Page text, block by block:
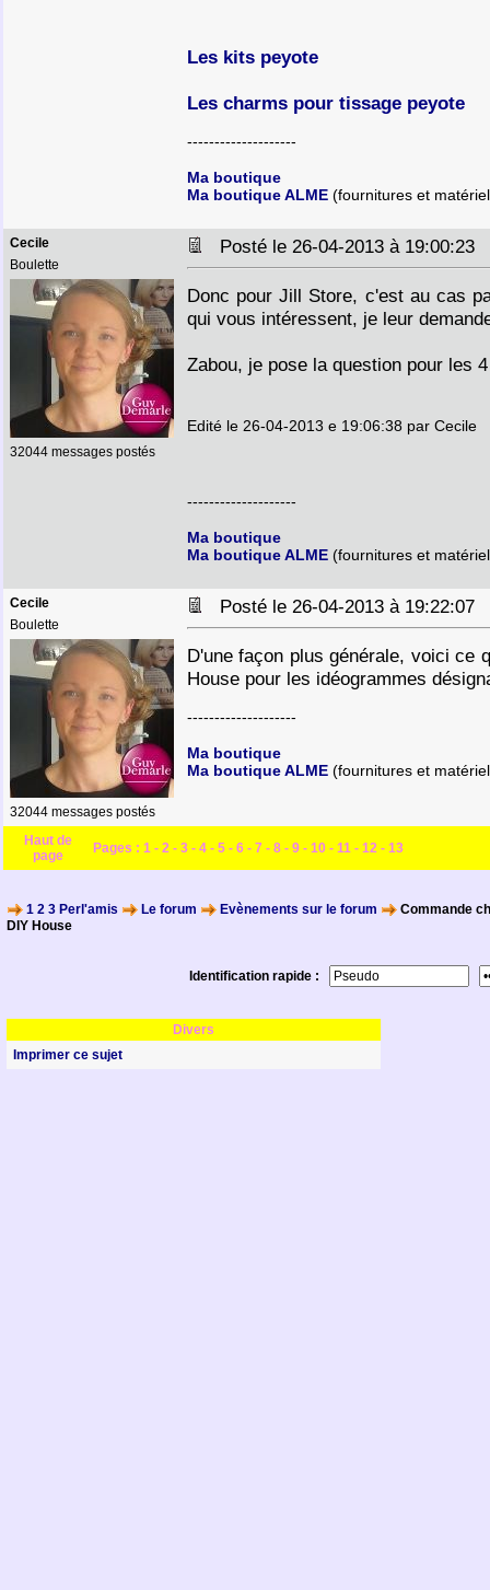
Les kits peyote
Les charms pour tissage peyote
--------------------
Ma boutique
Ma boutique ALME (fournitures et
Cecile
Boulette
32044 messages postés
Posté le 26-04-2013 à 19:00:23
Donc pour Jill Store, c'est au cas
qui vous intéressent, je leur
Zabou, je pose la question pour les
Edité le 26-04-2013 e 19:06:38 par Cecile
--------------------
Ma boutique
Ma boutique ALME (fournitures et
Cecile
Boulette
32044 messages postés
Posté le 26-04-2013 à 19:22:07
D'une façon plus générale, voici ce
House pour les idéogrammes
--------------------
Ma boutique
Ma boutique ALME (fournitures et
Haut de
page
Pages : 1 - 2 - 3 - 4 - 5 - 6 - 7 - 8 - 9 - 10 - 11 - 12 - 13
1 2 3 Perl'amis Le forum Evènements sur le forum
Commande
DIY House
Identification rapide :
Divers
Imprimer ce sujet